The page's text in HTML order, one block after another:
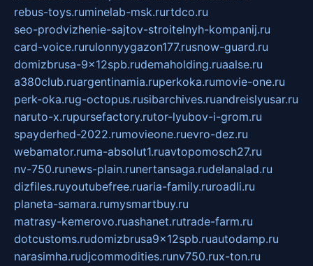
rebus-toys.ruminelab-msk.rurtdco.ru
seo-prodvizhenie-sajtov-stroitelnyh-kompanij.ru
card-voice.rurulonnyygazon177.rusnow-guard.ru
domizbrusa-9x12spb.rudemaholding.ruaalse.ru
a380club.ruargentinamia.ruperkoka.rumovie-one.ru
perk-oka.rug-octopus.rusibarchives.ruandreislyusar.ru
naruto-x.rupursefactory.rutor-lyubov-i-grom.ru
spayderhed-2022.rumovieone.ruevro-dez.ru
webamator.ruma-absolut1.ruavtopomosch27.ru
nv-750.runews-plain.runertansaga.rudelanalad.ru
dizfiles.ruyoutubefree.ruaria-family.ruroadli.ru
planeta-samara.rumysmartbuy.ru
matrasy-kemerovo.ruashanet.rutrade-farm.ru
dotcustoms.rudomizbrusa9x12spb.ruautodamp.ru
narasimha.rudjcommodities.runv750.rux-ton.ru